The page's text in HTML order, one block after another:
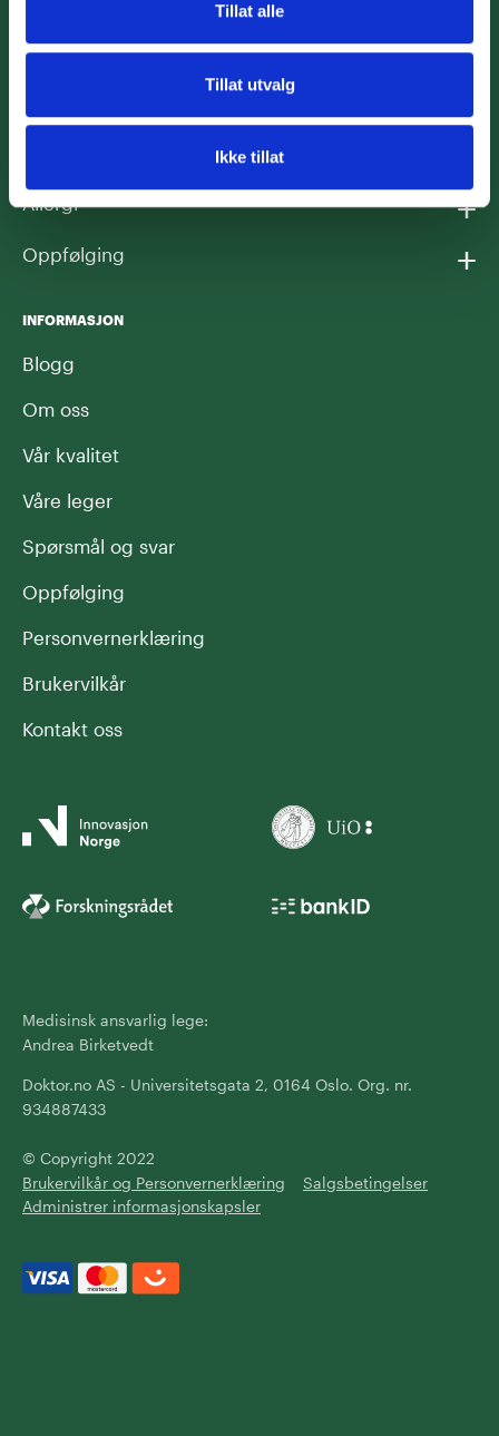
Tillat alle
Tillat utvalg
Ikke tillat
Hud +
+
Allergi +
Oppfølging +
INFORMASJON
Blogg
Om oss
Vår kvalitet
Våre leger
Spørsmål og svar
Oppfølging
Personvernerklæring
Brukervilkår
Kontakt oss
Medisinsk ansvarlig lege:
Andrea Birketvedt
Doktor.no AS - Universitetsgata 2, 0164 Oslo. Org. nr.
934887433
© Copyright 2022
Brukervilkår og Personvernerklæring
Salgsbetingelser
Administrer informasjonskapsler